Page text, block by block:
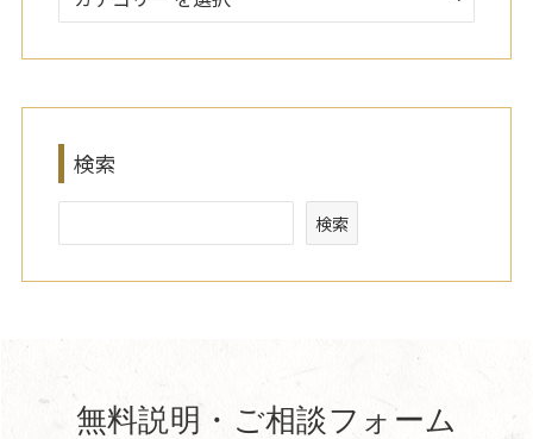
検索
検索
無料説明・ご相談フォーム